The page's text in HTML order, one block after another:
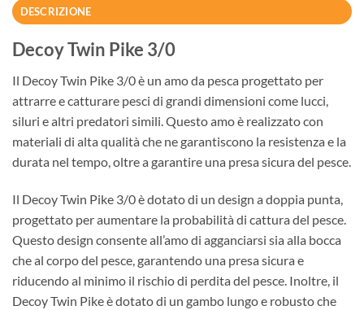
DESCRIZIONE
Decoy Twin Pike 3/0
Il Decoy Twin Pike 3/0 è un amo da pesca progettato per
attrarre e catturare pesci di grandi dimensioni come lucci,
siluri e altri predatori simili. Questo amo è realizzato con
materiali di alta qualità che ne garantiscono la resistenza e la
durata nel tempo, oltre a garantire una presa sicura del pesce.
Il Decoy Twin Pike 3/0 è dotato di un design a doppia punta,
progettato per aumentare la probabilità di cattura del pesce.
Questo design consente all’amo di agganciarsi sia alla bocca
che al corpo del pesce, garantendo una presa sicura e
riducendo al minimo il rischio di perdita del pesce. Inoltre, il
Decoy Twin Pike è dotato di un gambo lungo e robusto che